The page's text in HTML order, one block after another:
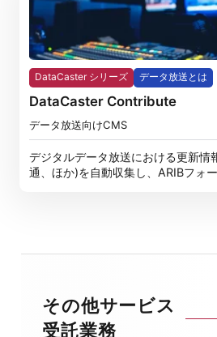
DataCaster シリーズ データ放送とは
DataCaster Contribute
データ放送向けCMS
デジタルデータ放送における更新情
通、ほか)を自動収集し、ARIBフォ
その他サービス
受託業務